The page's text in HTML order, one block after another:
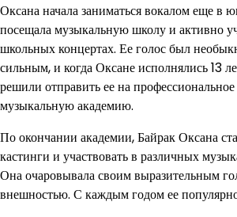
Оксана начала заниматься вокалом еще в
посещала музыкальную школу и активно
школьных концертах. Ее голос был
сильным, и когда Оксане исполнялись 13
решили отправить ее на
музыкальную академию.
По окончании академии, Байрак Оксана
кастинги и участвовать в различных
Она очаровывала своим выразительным
внешностью. С каждым годом ее